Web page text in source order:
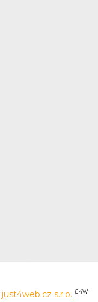
just4web.cz s.r.o. (J4W-